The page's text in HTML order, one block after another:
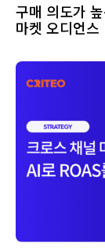
구매 의도가
마켓 오디언스